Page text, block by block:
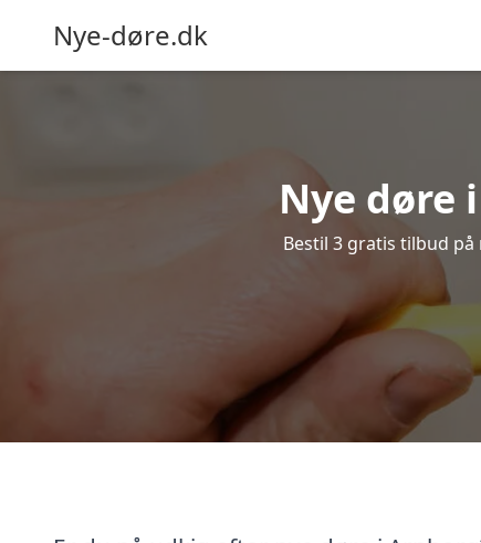
Nye-døre.dk
Nye døre
Bestil 3 gratis tilbud